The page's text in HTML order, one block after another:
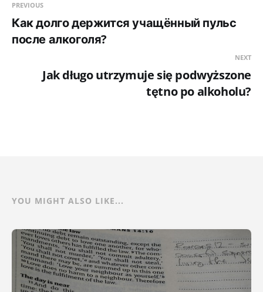
PREVIOUS
Как долго держится учащённый пульс
после алкоголя?
NEXT
Jak długo utrzymuje się podwyższone
tętno po alkoholu?
YOU MIGHT ALSO LIKE...